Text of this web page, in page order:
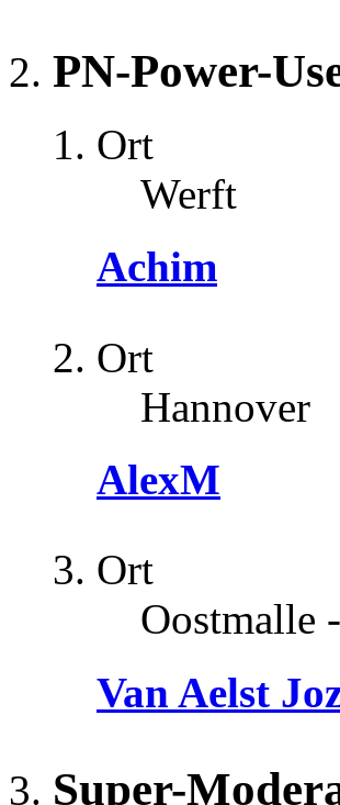
PN-Power-
Ort
Werft
Achim
Ort
Hannover
AlexM
Ort
Oostmalle
Van Aelst
Super-